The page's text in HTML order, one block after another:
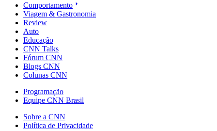
Comportamento
Viagem & Gastronomia
Review
Auto
Educação
CNN Talks
Fórum CNN
Blogs CNN
Colunas CNN
Programação
Equipe CNN Brasil
Sobre a CNN
Política de Privacidade